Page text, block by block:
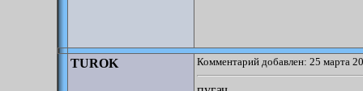
TUROK Комментарий добавлен: 25 марта